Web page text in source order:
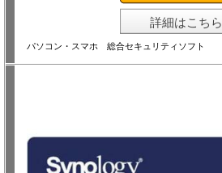
詳細はこちら
パソコン・スマホ 総合セキュリティソフト